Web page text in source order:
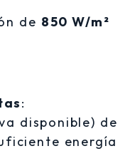
de 850 W/m²
:
disponible) de
energía